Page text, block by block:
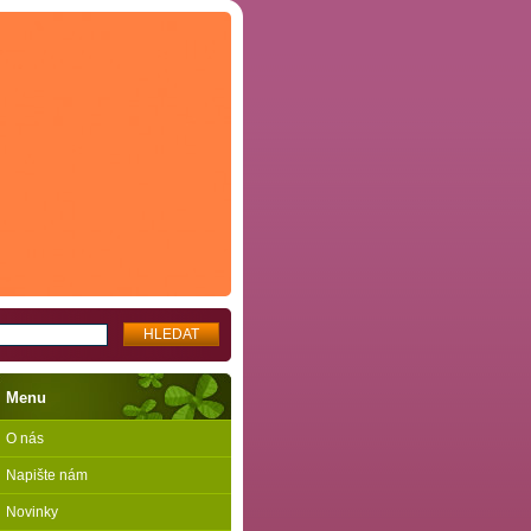
Menu
O nás
Napište nám
Novinky